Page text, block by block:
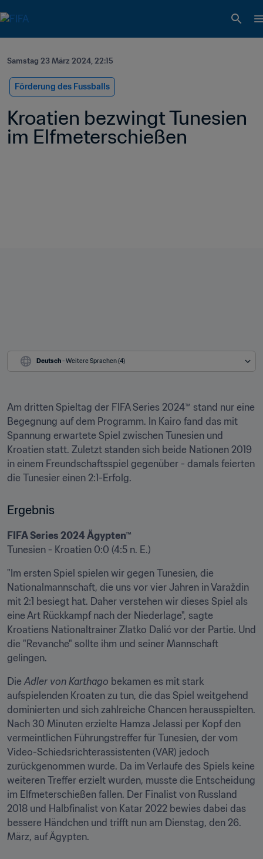
Samstag 23 März 2024, 22:15
Förderung des Fussballs
Kroatien bezwingt Tunesien
im Elfmeterschießen
Deutsch - Weitere Sprachen (4)
Am dritten Spieltag der FIFA Series 2024™ stand nur eine
Begegnung auf dem Programm. In Kairo fand das mit
Spannung erwartete Spiel zwischen Tunesien und
Kroatien statt. Zuletzt standen sich beide Nationen 2019
in einem Freundschaftsspiel gegenüber - damals feierten
die Tunesier einen 2:1-Erfolg.
Ergebnis
FIFA Series 2024 Ägypten™
Tunesien - Kroatien 0:0 (4:5 n. E.)
"Im ersten Spiel spielen wir gegen Tunesien, die
Nationalmannschaft, die uns vor vier Jahren in Varaždin
mit 2:1 besiegt hat. Daher verstehen wir dieses Spiel als
eine Art Rückkampf nach der Niederlage", sagte
Kroatiens Nationaltrainer Zlatko Dalić vor der Partie. Und
die "Revanche" sollte ihm und seiner Mannschaft
gelingen.
Die Adler von Karthago bekamen es mit stark
aufspielenden Kroaten zu tun, die das Spiel weitgehend
dominierten und sich zahlreiche Chancen herausspielten.
Nach 30 Minuten erzielte Hamza Jelassi per Kopf den
vermeintlichen Führungstreffer für Tunesien, der vom
Video-Schiedsrichterassistenten (VAR) jedoch
zurückgenommen wurde. Da im Verlaufe des Spiels keine
weiteren Treffer erzielt wurden, musste die Entscheidung
im Elfmeterschießen fallen. Der Finalist von Russland
2018 und Halbfinalist von Katar 2022 bewies dabei das
bessere Händchen und trifft nun am Dienstag, den 26.
März, auf Ägypten.